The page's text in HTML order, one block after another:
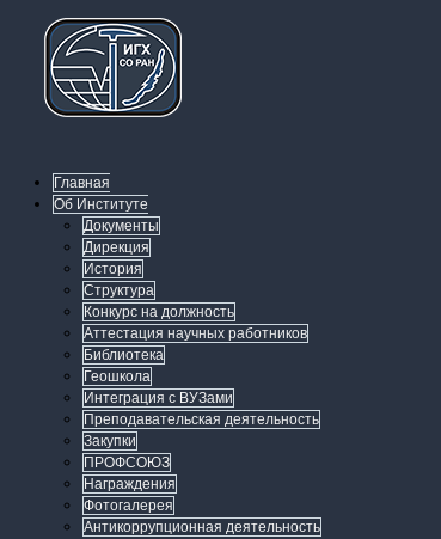
Главная
Об Институте
Документы
Дирекция
История
Структура
Конкурс на должность
Аттестация научных работников
Библиотека
Геошкола
Интеграция с ВУЗами
Преподавательская деятельность
Закупки
ПРОФСОЮЗ
Награждения
Фотогалерея
Антикоррупционная деятельность